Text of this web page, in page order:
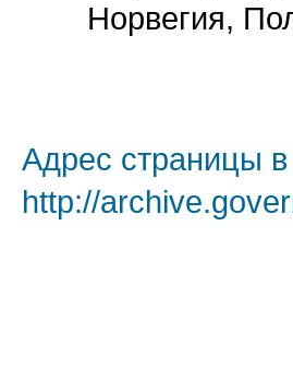
Норвегия,
Адрес страницы в
http://